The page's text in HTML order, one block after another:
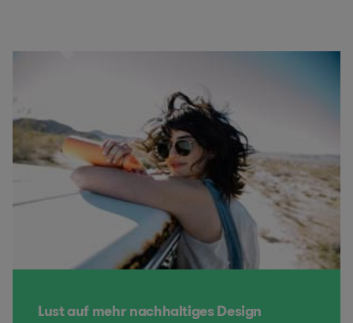
Lust auf mehr nachhaltiges Design